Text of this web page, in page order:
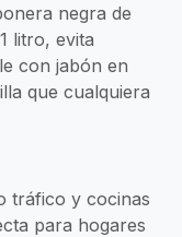
negra de
litro, evita
con jabón en
que cualquiera
tráfico y cocinas
para hogares